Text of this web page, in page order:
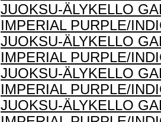
JUOKSU-ÄLYKELLO
IMPERIAL PURPLE/
JUOKSU-ÄLYKELLO
IMPERIAL PURPLE/
JUOKSU-ÄLYKELLO
IMPERIAL PURPLE/
JUOKSU-ÄLYKELLO